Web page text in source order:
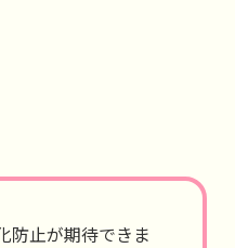
防止が期待できま